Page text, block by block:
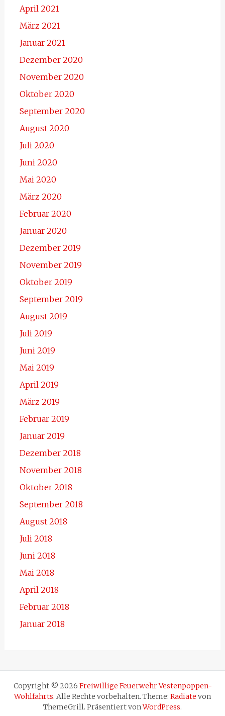
April 2021
März 2021
Januar 2021
Dezember 2020
November 2020
Oktober 2020
September 2020
August 2020
Juli 2020
Juni 2020
Mai 2020
März 2020
Februar 2020
Januar 2020
Dezember 2019
November 2019
Oktober 2019
September 2019
August 2019
Juli 2019
Juni 2019
Mai 2019
April 2019
März 2019
Februar 2019
Januar 2019
Dezember 2018
November 2018
Oktober 2018
September 2018
August 2018
Juli 2018
Juni 2018
Mai 2018
April 2018
Februar 2018
Januar 2018
Copyright © 2026 Freiwillige Feuerwehr Vestenpoppen-
Wohlfahrts. Alle Rechte vorbehalten. Theme: Radiate von
ThemeGrill. Präsentiert vonWordPress.